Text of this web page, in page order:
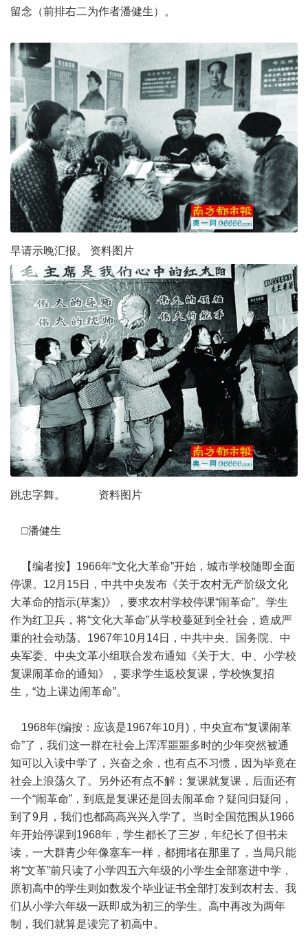
留念（前排右二为作者潘健生）。
早请示晚汇报。 资料图片
跳忠字舞。 资料图片
□潘健生
【编者按】1966年“文化大革命”开始，城市学校随即全面
停课。12月15日，中共中央发布《关于农村无产阶级文化
大革命的指示(草案)》，要求农村学校停课“闹革命”。学生
作为红卫兵，将“文化大革命”从学校蔓延到全社会，造成严
重的社会动荡。1967年10月14日，中共中央、国务院、中
央军委、中央文革小组联合发布通知《关于大、中、小学校
复课闹革命的通知》，要求学生返校复课，学校恢复招
生，“边上课边闹革命”。
1968年(编按：应该是1967年10月)，中央宣布“复课闹革
命”了，我们这一群在社会上浑浑噩噩多时的少年突然被通
知可以入读中学了，兴奋之余，也有点不习惯，因为毕竟在
社会上浪荡久了。另外还有点不解：复课就复课，后面还有
一个“闹革命”，到底是复课还是回去闹革命？疑问归疑问，
到了9月，我们也都高高兴兴入学了。当时全国范围从1966
年开始停课到1968年，学生都长了三岁，年纪长了但书未
读，一大群青少年像塞车一样，都拥堵在那里了，当局只能
将“文革”前只读了小学四五六年级的小学生全部塞进中学，
原初高中的学生则如数发个毕业证书全部打发到农村去。我
们从小学六年级一跃即成为初三的学生。高中再改为两年
制，我们就算是读完了初高中。